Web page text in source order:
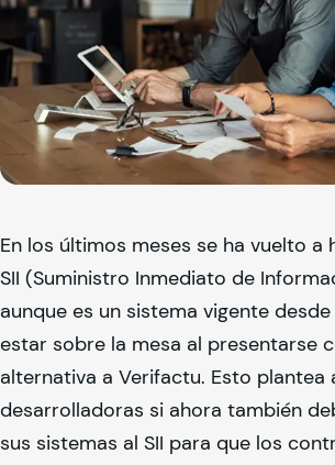
En los últimos meses se ha vuelto a
SII (Suministro Inmediato de
aunque es un sistema vigente desde
estar sobre la mesa al presentarse
alternativa a Verifactu. Esto plantea
desarrolladoras si ahora también
sus sistemas al SII para que los